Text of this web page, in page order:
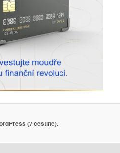
(v češtině).